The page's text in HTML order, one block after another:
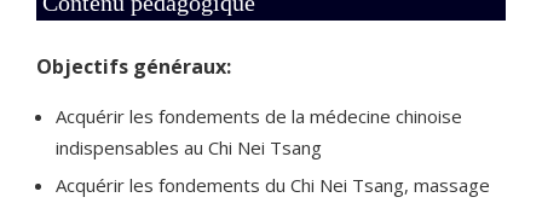
Objectifs généraux:
Acquérir les fondements de la médecine chinoise
indispensables au Chi Nei Tsang
Acquérir les fondements du Chi Nei Tsang, massage